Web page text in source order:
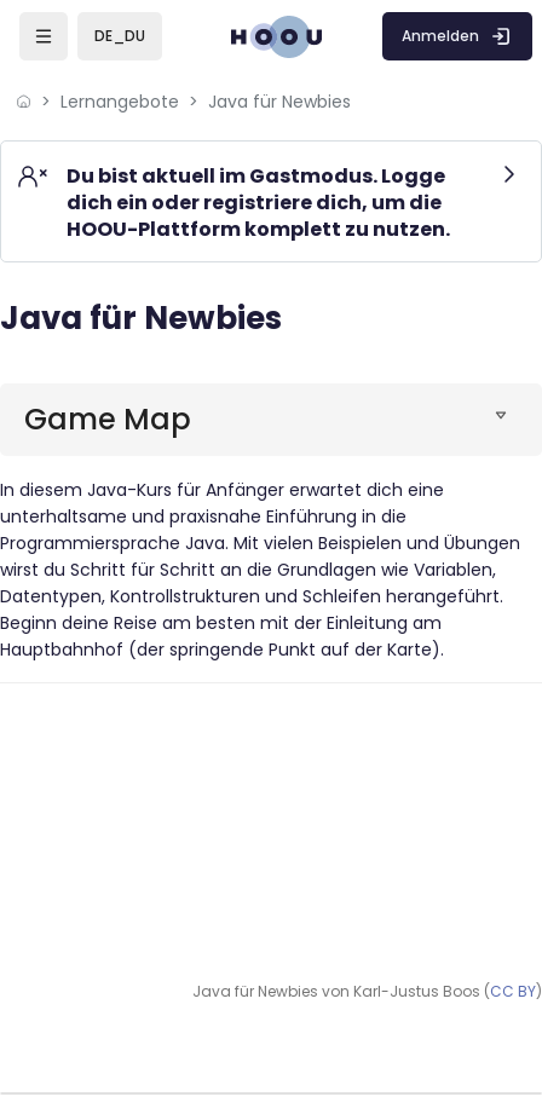
Skip to sidebar navigation menu
Skip to mobile navigation menu
DE_DU Anmelden
Lernangebote Java für Newbies
Du bist aktuell im Gastmodus. Logge
dich ein oder registriere dich, um die
HOOU-Plattform komplett zu nutzen.
Blöcke
Java für Newbies
Game Map
In diesem Java-Kurs für Anfänger erwartet dich eine
unterhaltsame und praxisnahe Einführung in die
Programmiersprache Java. Mit vielen Beispielen und Übungen
wirst du Schritt für Schritt an die Grundlagen wie Variablen,
Datentypen, Kontrollstrukturen und Schleifen herangeführt.
Beginn deine Reise am besten mit der Einleitung am
Hauptbahnhof (der springende Punkt auf der Karte).
Java für Newbies von Karl-Justus Boos (CC BY)